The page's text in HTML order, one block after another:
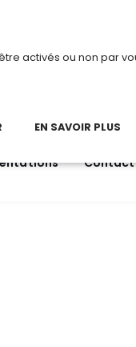
août 2026, TDI
Contact
activés ou non par
EN SAVOIR PLUS